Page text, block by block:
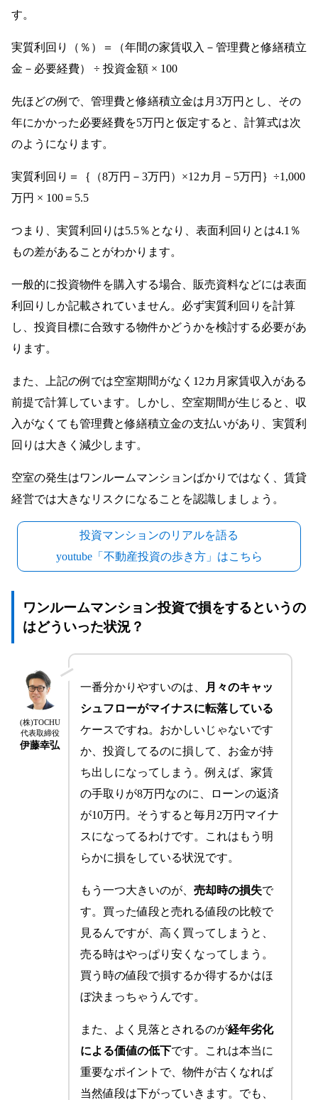
す。
実質利回り（％）＝（年間の家賃収入－管理費と修繕積立
金－必要経費） ÷ 投資金額 × 100
先ほどの例で、管理費と修繕積立金は月3万円とし、その
年にかかった必要経費を5万円と仮定すると、計算式は次
のようになります。
実質利回り＝｛（8万円－3万円）×12カ月－5万円｝÷1,000
万円 × 100＝5.5
つまり、実質利回りは5.5％となり、表面利回りとは4.1％
もの差があることがわかります。
一般的に投資物件を購入する場合、販売資料などには表面
利回りしか記載されていません。必ず実質利回りを計算
し、投資目標に合致する物件かどうかを検討する必要があ
ります。
また、上記の例では空室期間がなく12カ月家賃収入がある
前提で計算しています。しかし、空室期間が生じると、収
入がなくても管理費と修繕積立金の支払いがあり、実質利
回りは大きく減少します。
空室の発生はワンルームマンションばかりではなく、賃貸
経営では大きなリスクになることを認識しましょう。
投資マンションのリアルを語る
youtube「不動産投資の歩き方」はこちら
ワンルームマンション投資で損をするというの
はどういった状況？
(株)TOCHU
代表取締役
伊藤幸弘
一番分かりやすいのは、
月々のキャッ
シュフローがマイナスに転落している
ケースですね。おかしいじゃないです
か、投資してるのに損して、お金が持
ち出しになってしまう。例えば、家賃
の手取りが8万円なのに、ローンの返済
が10万円。そうすると毎月2万円マイナ
スになってるわけです。これはもう明
らかに損をしている状況です。
もう一つ大きいのが、 売却時の損失で
す。買った値段と売れる値段の比較で
見るんですが、高く買ってしまうと、
売る時はやっぱり安くなってしまう。
買う時の値段で損するか得するかはほ
ぼ決まっちゃうんです。
また、よく見落とされるのが経年劣化
による価値の低下です。これは本当に
重要なポイントで、物件が古くなれば
当然値段は下がっていきます。でも、